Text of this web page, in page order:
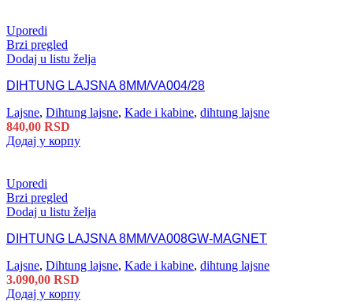
Uporedi
Brzi pregled
Dodaj u listu želja
DIHTUNG LAJSNA 8MM/VA004/28
Lajsne, Dihtung lajsne, Kade i kabine, dihtung lajsne
840,00 RSD
Додај у корпу
Uporedi
Brzi pregled
Dodaj u listu želja
DIHTUNG LAJSNA 8MM/VA008GW-MAGNET
Lajsne, Dihtung lajsne, Kade i kabine, dihtung lajsne
3.090,00 RSD
Додај у корпу